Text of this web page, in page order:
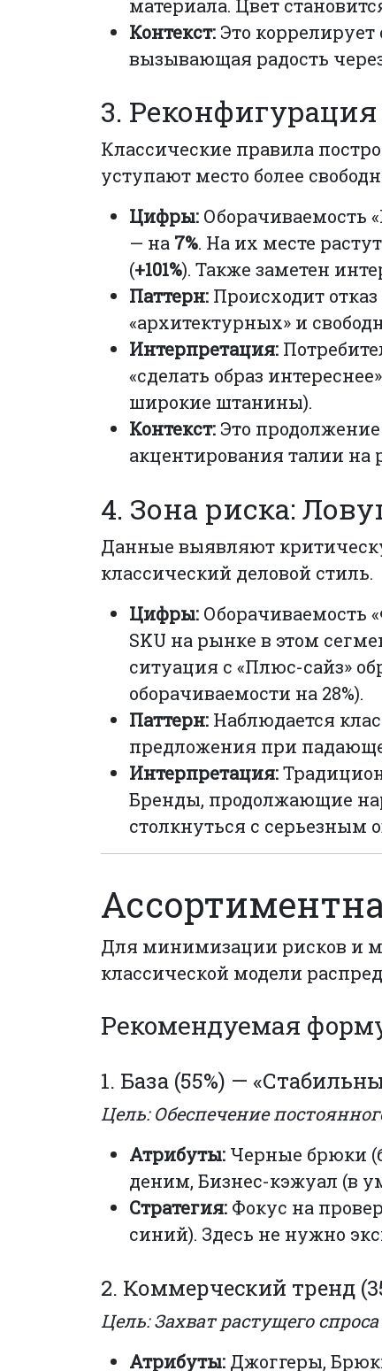
материала. Цвет
Контекст: Это
вызывающая радость
3.
Классические правила
уступают место более
Цифры: Оборачиваемость
— на 7%. На их месте
(+101%). Также заметен
Паттерн: Происходит
«архитектурных» и
Интерпретация:
«сделать образ
широкие штанины).
Контекст: Это
акцентирования талии
4. Зона риска:
Данные выявляют
классический деловой стиль.
Цифры: Оборачиваемость
SKU на рынке в этом
ситуация с «Плюс-сайз»
оборачиваемости на 28%).
Паттерн: Наблюдается
предложения при
Интерпретация:
Бренды, продолжающие
столкнуться с серьезным
Для минимизации рисков и
классической модели
Рекомендуемая
1. База (55%) —
Цель: Обеспечение
Атрибуты: Черные брюки
деним, Бизнес-кэжуал (в
Стратегия: Фокус на
синий). Здесь не нужно
2. Коммерческий тренд
Цель: Захват растущего
Атрибуты: Джоггеры,